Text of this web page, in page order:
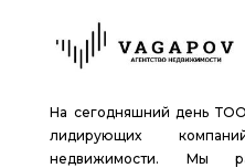
На сегодняшний день
лидирующих
недвижимости. Мы